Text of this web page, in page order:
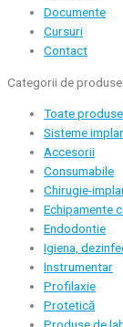
Documente
Cursuri
Contact
Categorii de produse
Toate
Sisteme
Accesorii
Consumabile
Chirugie-
Echipamente
Endodontie
Igiena,
Instrumentar
Profilaxie
Protetică